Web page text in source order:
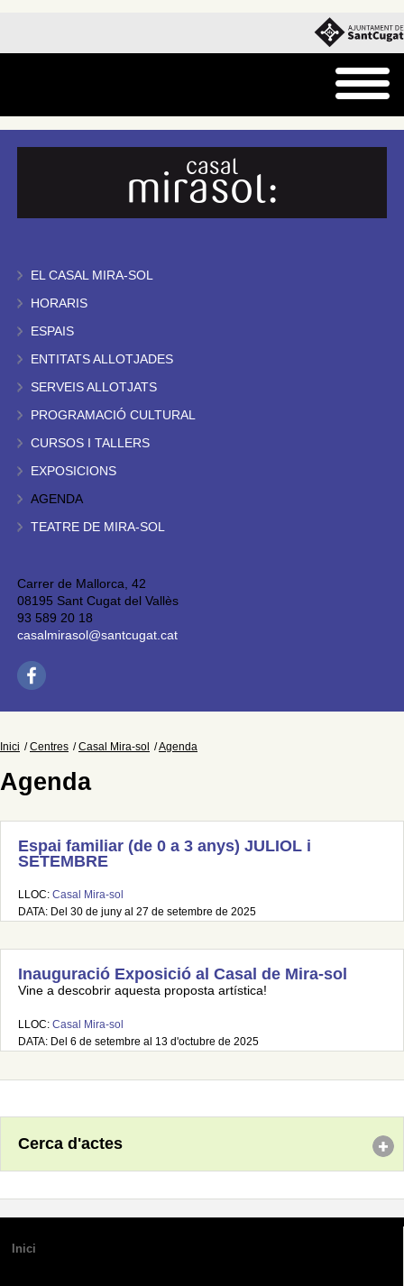
EL CASAL MIRA-SOL
HORARIS
ESPAIS
ENTITATS ALLOTJADES
SERVEIS ALLOTJATS
PROGRAMACIÓ CULTURAL
CURSOS I TALLERS
EXPOSICIONS
AGENDA
TEATRE DE MIRA-SOL
Carrer de Mallorca, 42
08195 Sant Cugat del Vallès
93 589 20 18
casalmirasol@santcugat.cat
Inici Centres Casal Mira-sol Agenda
Agenda
Espai familiar (de 0 a 3 anys) JULIOL i
SETEMBRE
LLOC: Casal Mira-sol
DATA: Del 30 de juny al 27 de setembre de 2025
Inauguració Exposició al Casal de Mira-sol
Vine a descobrir aquesta proposta artística!
LLOC: Casal Mira-sol
DATA: Del 6 de setembre al 13 d'octubre de 2025
Cerca d'actes
Inici